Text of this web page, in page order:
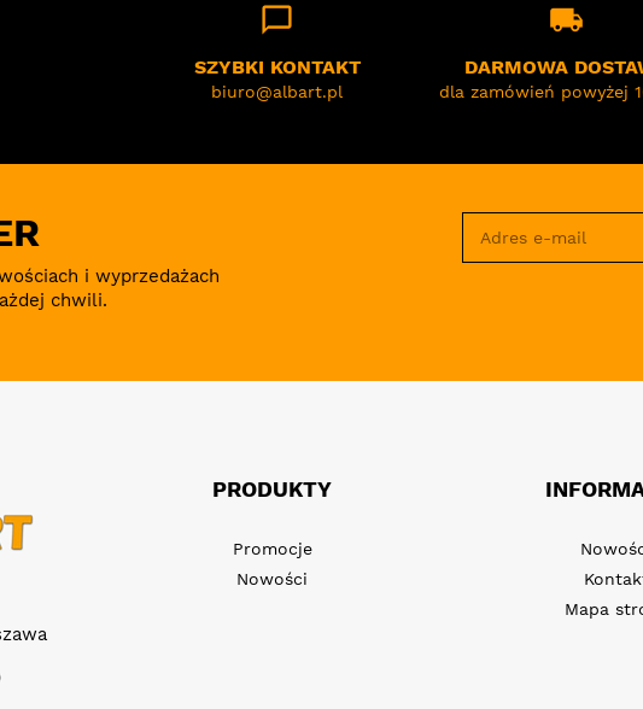
chat_bubble_outline
SZYBKI KONTAKT
biuro@albart.pl
local_shipping
DARMOWA
dla zamówień powyżej
i wyprzedażach
chwili.
PRODUKTY
Promocje
Nowości
Mapa